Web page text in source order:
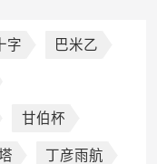
字 巴米乙
甘伯杯
丁彦雨航